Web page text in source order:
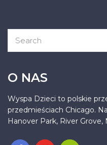
O NAS
Wyspa Dzieci to polskie
przedmieściach Chicago.
Hanover Park, River